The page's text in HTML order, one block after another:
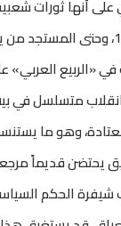
على أنها ثورات
ثورتي 1948 و1962، وحتى
العربي»
انقلاب متسلسل في
وهو ما
يحتضن قديماً
الحكم